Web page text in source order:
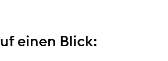
einen Blick: